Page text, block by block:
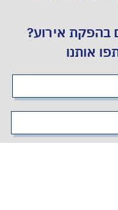
בהפקת אירוע?
אותנו